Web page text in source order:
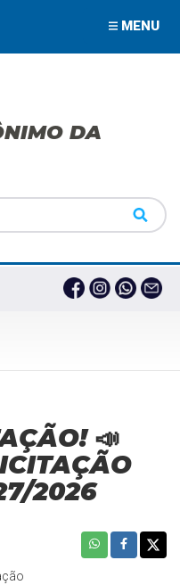
MENU
DA
📣
2026